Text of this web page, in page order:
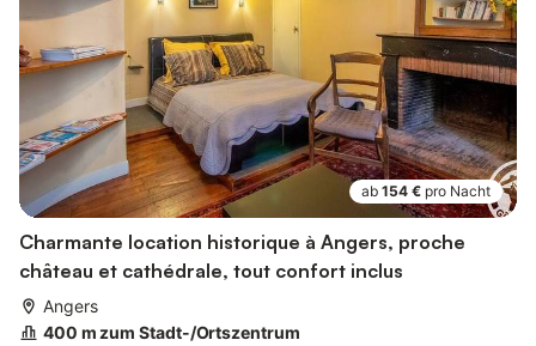
ab 154 € pro Nacht
Charmante location historique à Angers, proche
château et cathédrale, tout confort inclus
Angers
400 m zum Stadt-/Ortszentrum